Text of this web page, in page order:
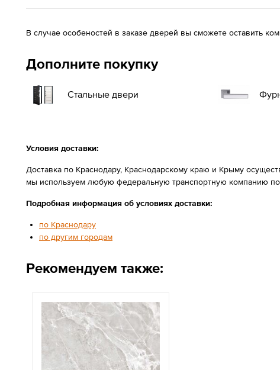
В случае особеностей в заказе дверей вы сможете оставить
Дополните покупку
Стальные двери
Условия доставки:
Доставка по Краснодару, Краснодарскому краю и Крыму
мы используем любую федеральную транспортную компанию
Подробная информация об условиях доставки:
по Краснодару
по другим городам
Рекомендуем также: